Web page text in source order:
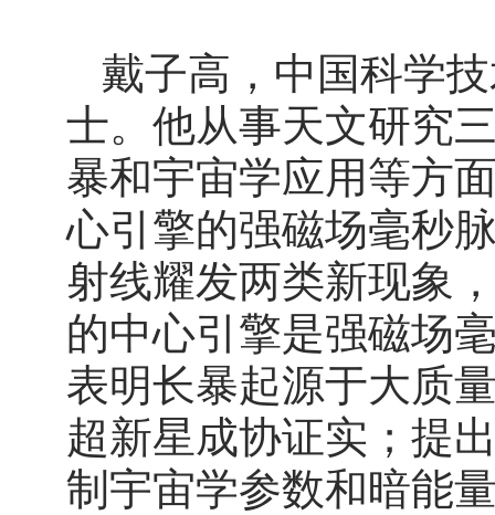
戴子高，中国科学
士。他从事天文研究
暴和宇宙学应用等方
心引擎的强磁场毫秒
射线耀发两类新现象
的中心引擎是强磁场
表明长暴起源于大质
超新星成协证实；提
制宇宙学参数和暗能